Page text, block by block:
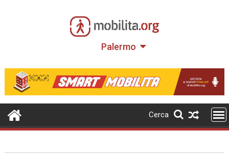
Palermo
Cerca